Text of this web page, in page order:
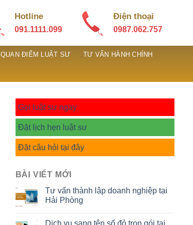
Hotline
091.1111.099
Điện thoại
0987.062.757
QUAN ĐIỂM LUẬT SƯ TƯ VẤN HÀNH CHÍNH
Gọi luật sư ngay
Đặt lịch hẹn luật sư
Đặt câu hỏi tại đây
BÀI VIẾT MỚI
Tư vấn thành lập doanh nghiệp tại
Hải Phòng
Dịch vụ sang tên sổ đỏ trọn gói tại